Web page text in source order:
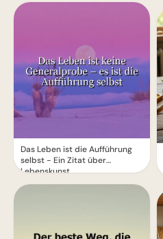
Das Leben ist die Aufführung
selbst - Ein Zitat über
Lebenskunst